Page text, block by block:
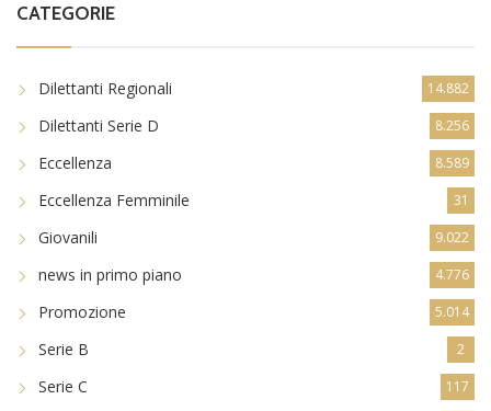
CATEGORIE
Dilettanti Regionali 14.882
Dilettanti Serie D 8.256
Eccellenza 8.589
Eccellenza Femminile 31
Giovanili 9.022
news in primo piano 4.776
Promozione 5.014
Serie B 2
Serie C 117